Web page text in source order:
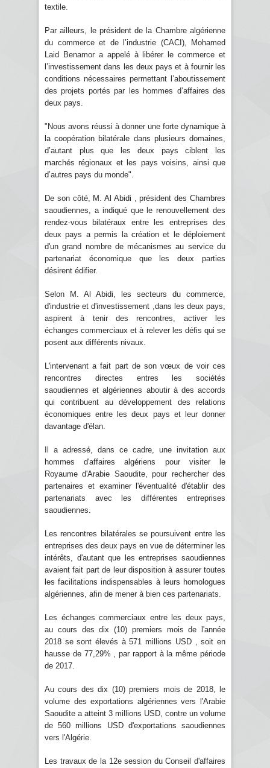
textile.
Par ailleurs, le président de la Chambre algérienne
du commerce et de l’industrie (CACI), Mohamed
Laid Benamor a appelé à libérer le commerce et
l’investissement dans les deux pays et à fournir les
conditions nécessaires permettant l’aboutissement
des projets portés par les hommes d’affaires des
deux pays.
"Nous avons réussi à donner une forte dynamique à
la coopération bilatérale dans plusieurs domaines,
d’autant plus que les deux pays ciblent les
marchés régionaux et les pays voisins, ainsi que
d’autres pays du monde".
De son côté, M. Al Abidi , président des Chambres
saoudiennes, a indiqué que le renouvellement des
rendez-vous bilatéraux entre les entreprises des
deux pays a permis la création et le déploiement
d'un grand nombre de mécanismes au service du
partenariat économique que les deux parties
désirent édifier.
Selon M. Al Abidi, les secteurs du commerce,
d'industrie et d'investissement ,dans les deux pays,
aspirent à tenir des rencontres, activer les
échanges commerciaux et à relever les défis qui se
posent aux différents nivaux.
L'intervenant a fait part de son vœux de voir ces
rencontres directes entres les sociétés
saoudiennes et algériennes aboutir à des accords
qui contribuent au développement des relations
économiques entre les deux pays et leur donner
davantage d'élan.
Il a adressé, dans ce cadre, une invitation aux
hommes d'affaires algériens pour visiter le
Royaume d'Arabie Saoudite, pour rechercher des
partenaires et examiner l'éventualité d'établir des
partenariats avec les différentes entreprises
saoudiennes.
Les rencontres bilatérales se poursuivent entre les
entreprises des deux pays en vue de déterminer les
intérêts, d'autant que les entreprises saoudiennes
avaient fait part de leur disposition à assurer toutes
les facilitations indispensables à leurs homologues
algériennes, afin de mener à bien ces partenariats.
Les échanges commerciaux entre les deux pays,
au cours des dix (10) premiers mois de l'année
2018 se sont élevés à 571 millions USD , soit en
hausse de 77,29% , par rapport à la même période
de 2017.
Au cours des dix (10) premiers mois de 2018, le
volume des exportations algériennes vers l'Arabie
Saoudite a atteint 3 millions USD, contre un volume
de 560 millions USD d'exportations saoudiennes
vers l'Algérie.
Les travaux de la 12e session du Conseil d'affaires